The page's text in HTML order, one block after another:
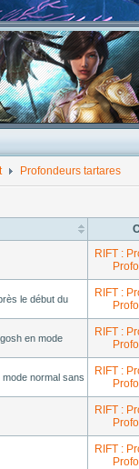
Profondeurs tartares
RIFT :
le début du
RIFT :
en mode
RIFT :
normal sans
RIFT :
RIFT :
RIFT :